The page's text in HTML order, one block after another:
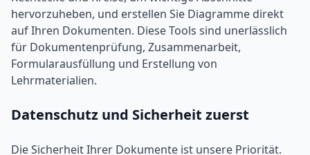
hervorzuheben, und erstellen Sie Diagramme direkt
auf Ihren Dokumenten. Diese Tools sind unerlässlich
für Dokumentenprüfung, Zusammenarbeit,
Formularausfüllung und Erstellung von
Lehrmaterialien.
Datenschutz und Sicherheit zuerst
Die Sicherheit Ihrer Dokumente ist unsere Priorität.